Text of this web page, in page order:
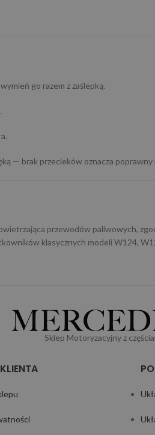
go razem z zaślepką.
— brak przecieków oznacza poprawny
przewodów paliwowych,
klasycznych modeli W124,
Sklep Motoryzacyjny z